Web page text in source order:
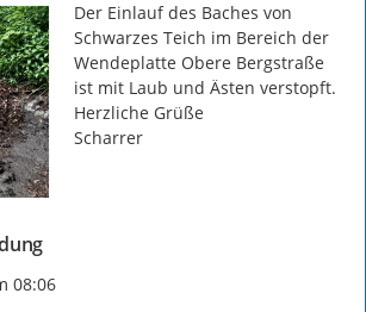
Der Einlauf des Baches von
Schwarzes Teich im Bereich der
Wendeplatte Obere Bergstraße
ist mit Laub und Ästen verstopft.
Herzliche Grüße
Scharrer
Erstellens
08:06